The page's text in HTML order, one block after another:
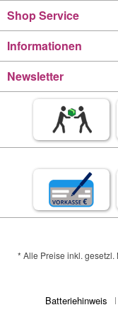
Shop Service
Informationen
Newsletter
* Alle Preise inkl. gesetzl.
Batteriehinweis